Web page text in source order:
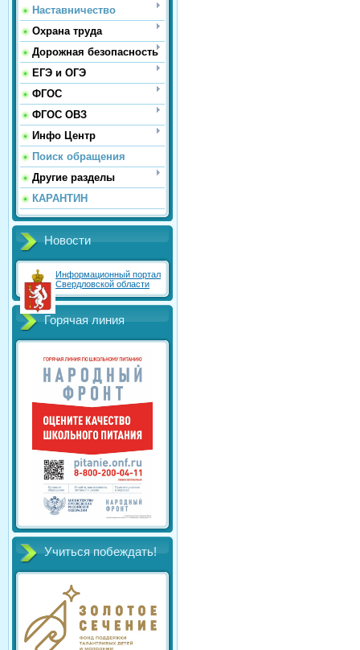
Наставничество
Охрана труда
Дорожная безопасность
ЕГЭ и ОГЭ
ФГОС
ФГОС ОВЗ
Инфо Центр
Поиск обращения
Другие разделы
КАРАНТИН
Новости
Информационный портал
Свердловской области
Горячая линия
Учиться побеждать!